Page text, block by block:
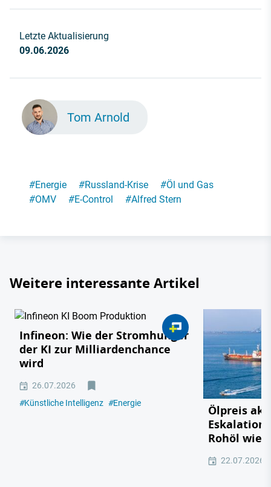
Letzte Aktualisierung
09.06.2026
Tom Arnold
#Energie #Russland-Krise #Öl und Gas
#OMV #E-Control #Alfred Stern
Weitere interessante Artikel
Infineon: Wie der Stromhunger
der KI zur Milliardenchance
wird
26.07.2026
#Künstliche Intelligenz #Energie
Ölpreis
Rohöl
22.07.2026